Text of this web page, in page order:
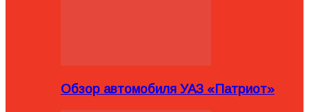
Обзор автомобиля УАЗ «Патриот»